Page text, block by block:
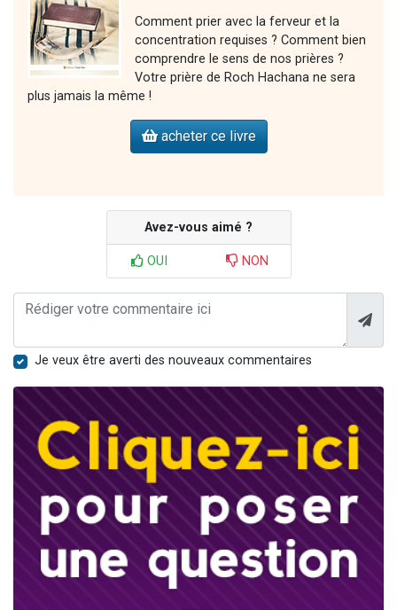
Comment prier avec la ferveur et la
concentration requises ? Comment bien
comprendre le sens de nos prières ?
Votre prière de Roch Hachana ne sera
plus jamais la même !
acheter ce livre
Avez-vous aimé ?
OUI NON
Je veux être averti des nouveaux commentaires